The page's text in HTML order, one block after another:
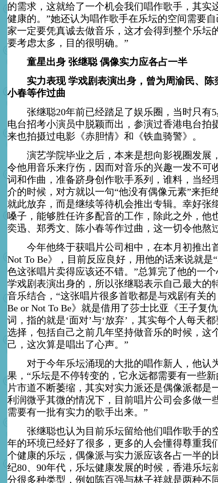
的需求，这就给了一个机会我们唱作歌手，其实
健康的。”她还认为唱作歌手在乐坛的空间需要
家一定要凭真诚去做音乐，这才会得到整个乐坛
要考虑太多，目的很明确。”
童星出身 张继聪 偶像实力应各占一半
实力表现 学戏剧表演出身，曾为周渝民、陈
小春等作过曲
张继聪20年前已经踏足了娱乐圈，当时只有5
电台招考小演员中脱颖而出，参演过香港电台拍
来也拍摄过电影《赤胆情》和《铁血骑警》。
演艺学院毕业之后，本来是想向影视圈发展
令他用音乐来疗伤，因而对音乐的兴趣一发不可
词和作曲，准备跻身创作歌手系列，谁料，当经
介的时候，对方就以一句“他没有偶像元素”来拒
就此放弃，而是继续等待机会推出专辑。幸好张
嗓子，能够胜任许多配音的工作，除此之外，他
奕迅、郑秀文、陈小春等作过曲，这一切令他熬
今年他终于获唱片公司相中，在本月初推出
Not To Be》，目前反应良好，用他的话来说就是
色这张唱片卖得应该还不错。”总算完了他的一
学戏剧表演出身的，所以张继聪表示自己最大的
音乐结合，“这张唱片很多首歌都是与戏剧有关
Be or Not To Be》就是借用了莎士比亚《王子复
词，指的就是‘面对’与‘放弃’，其实每个人每天
选择，包括自己之前几年坚持做音乐的时候，这
己，这次算是唱出了心声。”
对于今年乐坛涌现的大批的唱作新人，他认
果，“乐坛是不停转变的，它永远都需要有一些
片市道不断萎缩，其实对实力派还是偶像派都是
利润微乎其微的情况下，目前唱片公司会多做一
需要有一批有实力的歌手出来。”
张继聪也认为目前乐坛留给他们唱作歌手的
年的环境已经好了很多，更多的人会懂得尊重我
个健康的乐坛，偶像派与实力派应该各占一半的
纪80、90年代，乐坛健康发展的时候，香港乐坛
分很多种类型，例如陈百强与林子祥就是两种不